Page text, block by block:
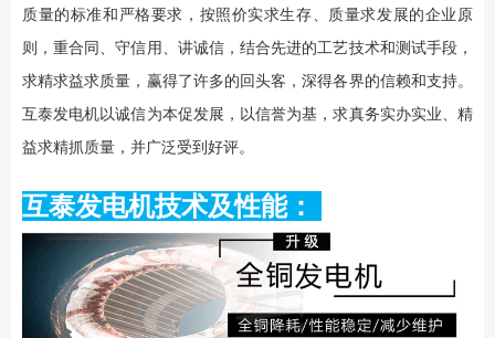
质量的标准和严格要求，按照价实求生存、质量求发展的企业原
则，重合同、守信用、讲诚信，结合先进的工艺技术和测试手段，
求精求益求质量，赢得了许多的回头客，深得各界的信赖和支持。
互泰发电机以诚信为本促发展，以信誉为基，求真务实办实业、精
益求精抓质量，并广泛受到好评。
互泰发电机技术及性能：